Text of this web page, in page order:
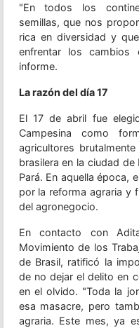
"En todos los
semillas, que nos
rica en diversidad y
enfrentar los cambios
informe.
La razón del día 17
El 17 de abril fue
Campesina como
agricultores
brasilera en la ciudad
Pará. En aquella época,
por la reforma agraria y
del agronegocio.
En contacto con
Movimiento de los
de Brasil, ratificó la
de no dejar el delito en
en el olvido. "Toda la
esa masacre, pero
agraria. Este mes, ya